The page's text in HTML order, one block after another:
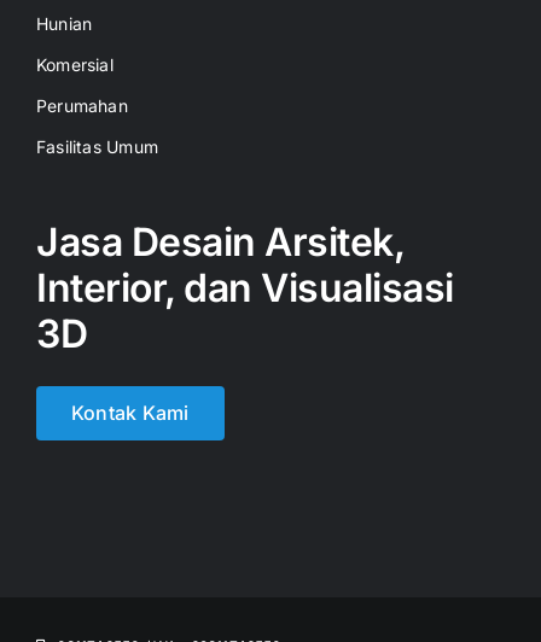
Hunian
Komersial
Perumahan
Fasilitas Umum
Jasa Desain Arsitek,
Interior, dan Visualisasi
3D
Kontak Kami